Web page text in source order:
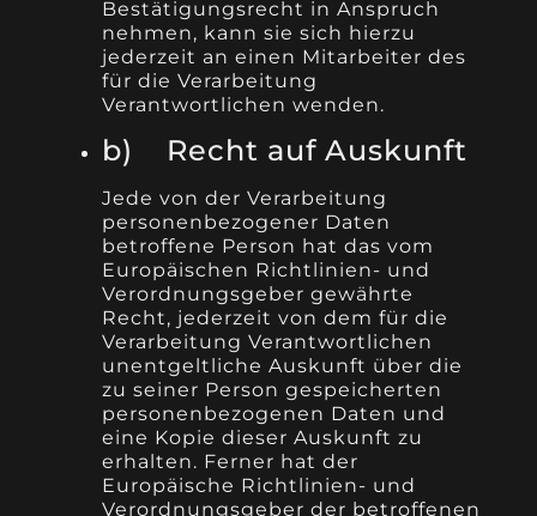
Bestätigungsrecht in Anspruch
nehmen, kann sie sich hierzu
jederzeit an einen Mitarbeiter des
für die Verarbeitung
Verantwortlichen wenden.
b) Recht auf Auskunft
Jede von der Verarbeitung
personenbezogener Daten
betroffene Person hat das vom
Europäischen Richtlinien- und
Verordnungsgeber gewährte
Recht, jederzeit von dem für die
Verarbeitung Verantwortlichen
unentgeltliche Auskunft über die
zu seiner Person gespeicherten
personenbezogenen Daten und
eine Kopie dieser Auskunft zu
erhalten. Ferner hat der
Europäische Richtlinien- und
Verordnungsgeber der betroffenen